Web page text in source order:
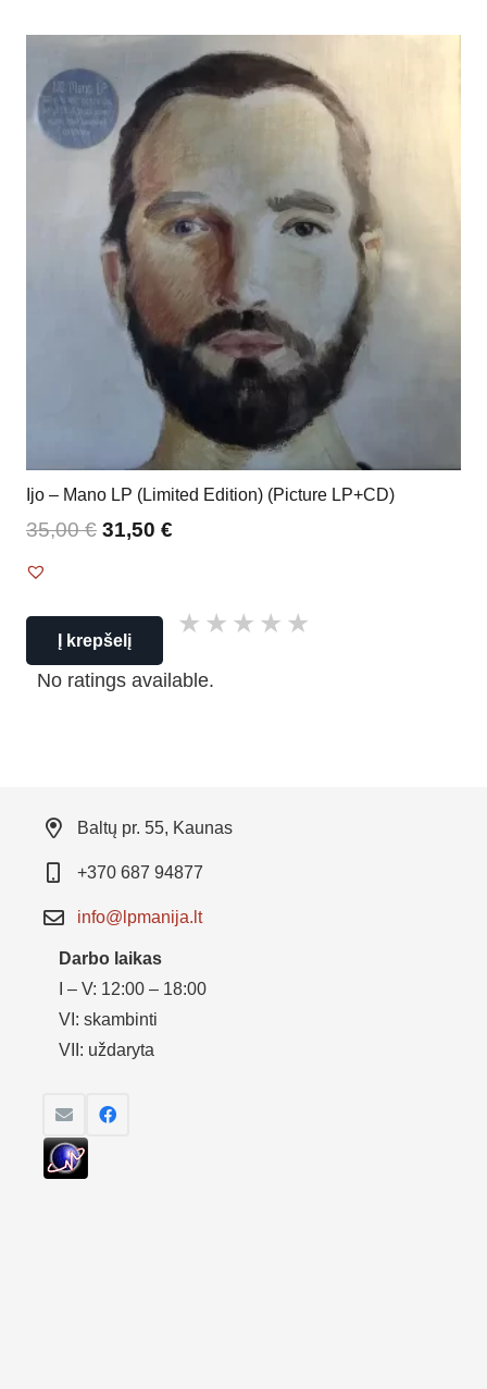
Ijo – Mano LP (Limited Edition) (Picture LP+CD)
35,00€ 31,50 €
Į krepšelį
No ratings available.
Baltų pr. 55, Kaunas
+370 687 94877
info@lpmanija.lt
Darbo laikas
I – V: 12:00 – 18:00
VI: skambinti
VII: uždaryta